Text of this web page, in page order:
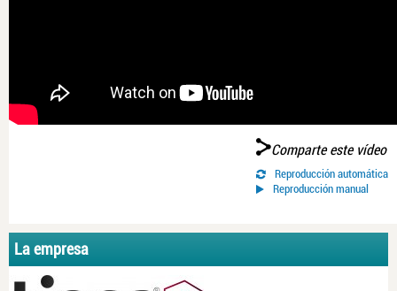
Comparte este vídeo
Reproducción automática
Reproducción manual
La empresa